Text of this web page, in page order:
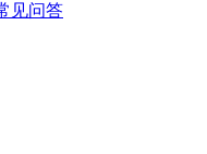
见问答